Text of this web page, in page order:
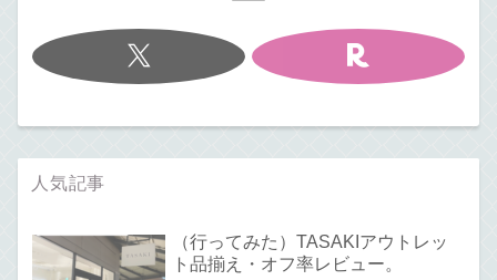
人気記事
（行ってみた）TASAKIアウトレッ
ト品揃え・オフ率レビュー。